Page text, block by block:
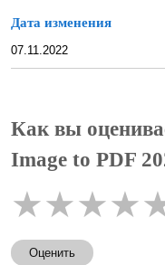
Дата изменения
07.11.2022
Как вы
Image to PDF
★★★★
Оценить